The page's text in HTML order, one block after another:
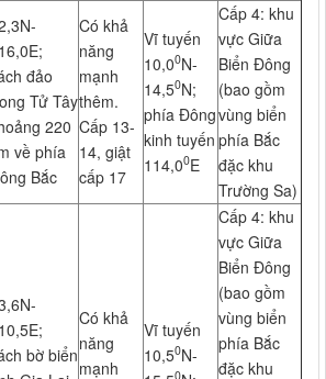
đảo
Tử Tây
220
về phía
Bắc
Có khả
năng
mạnh
thêm.
Cấp 13-
14, giật
cấp 17
Vĩ tuyến
10,00N-
14,50N;
phía Đông
kinh tuyến
114,00E
Cấp 4: khu
vực Giữa
Biển Đông
(bao gồm
vùng biển
phía Bắc
đặc khu
Trường Sa)
bờ biển
Có khả
năng
mạnh
Vĩ tuyến
10,50N-
0
Cấp 4: khu
vực Giữa
Biển Đông
(bao gồm
vùng biển
phía Bắc
đặc khu